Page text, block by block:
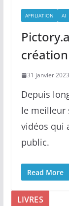
AFFILIATION AI
31 janvier 2023
Depuis
le meilleur
vidéos qui
public.
Read More
LIVRES